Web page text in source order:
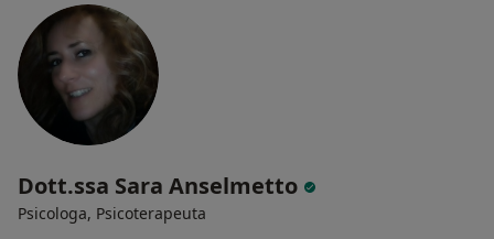
Dott.ssa Sara Anselmetto
Psicologa, Psicoterapeuta